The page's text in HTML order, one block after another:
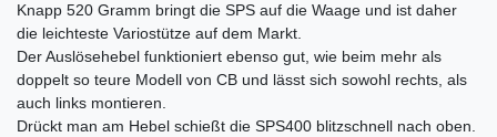
Knapp 520 Gramm bringt die SPS auf die Waage und ist daher
die leichteste Variostütze auf dem Markt.
Der Auslösehebel funktioniert ebenso gut, wie beim mehr als
doppelt so teure Modell von CB und lässt sich sowohl rechts, als
auch links montieren.
Drückt man am Hebel schießt die SPS400 blitzschnell nach oben.